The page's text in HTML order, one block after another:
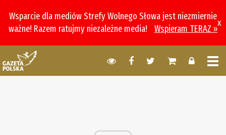
Wsparcie dla mediów Strefy Wolnego Słowa jest niezmiernie
ważne! Razem ratujmy niezależne media!
Wspieram TERAZ »
x